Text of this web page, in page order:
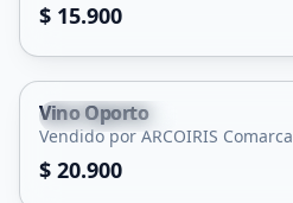
$ 15.900
San Francisco
Vino Oporto
Vendido por ARCOIRIS Comarca
$ 20.900